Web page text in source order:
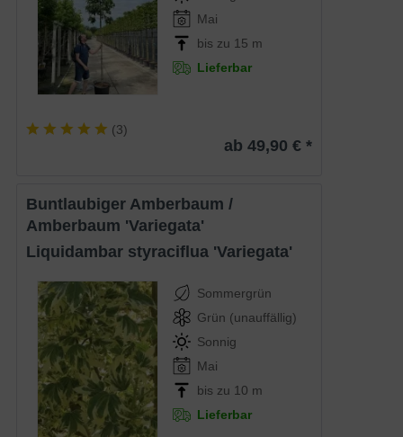
Mai
bis zu 15 m
Lieferbar
(3)
ab 49,90 € *
Buntlaubiger Amberbaum /
Amberbaum 'Variegata'
Liquidambar styraciflua 'Variegata'
Sommergrün
Grün (unauffällig)
Sonnig
Mai
bis zu 10 m
Lieferbar